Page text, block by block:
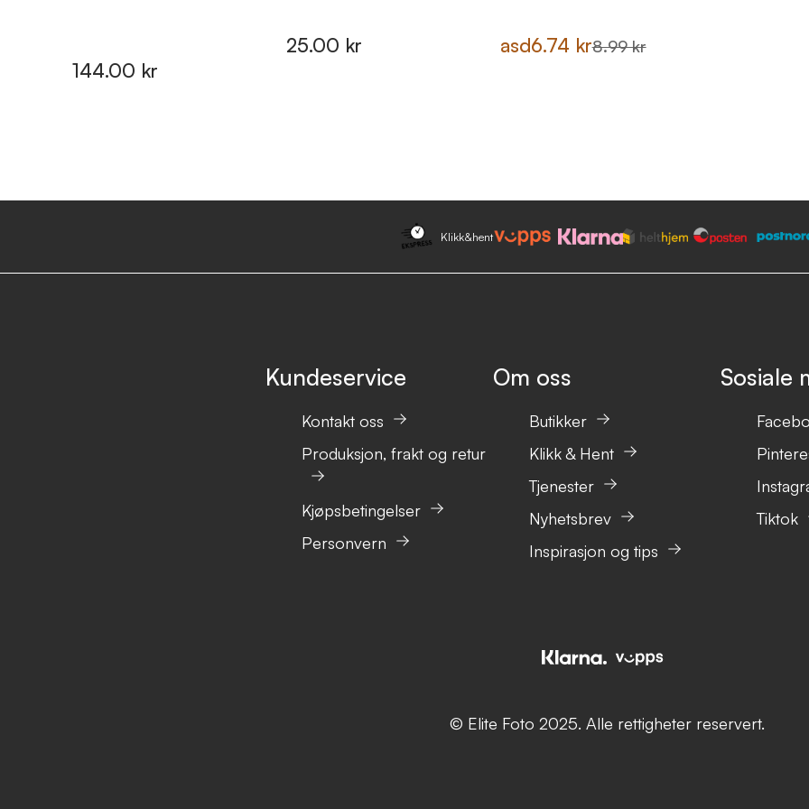
144.00 kr
25.00 kr asd6.74 kr8.99 kr
Klikk&hent
Kundeservice
Kontakt oss
Produksjon, frakt og retur
Kjøpsbetingelser
Personvern
Om oss
Butikker
Klikk & Hent
Tjenester
Nyhetsbrev
Inspirasjon og tips
Sosiale
Tiktok
© Elite Foto 2025. Alle rettigheter reservert.